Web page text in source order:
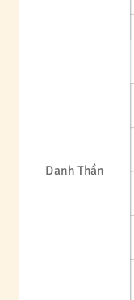
Danh Thần